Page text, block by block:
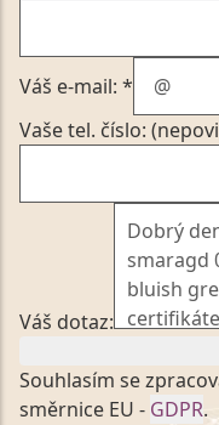
Váš e-mail: *
Vaše tel. číslo:
Váš dotaz:
Souhlasím se
směrnice EU - GDPR.